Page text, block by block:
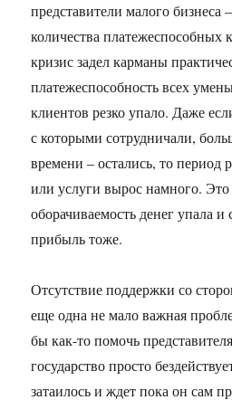
представители малого бизнеса
количества платежеспособных
кризис задел карманы
платежеспособность всех
клиентов резко упало. Даже
с которыми сотрудничали,
времени – остались, то период
или услуги вырос намного. Это
оборачиваемость денег упала и
прибыль тоже.
Отсутствие поддержки со
еще одна не мало важная
бы как-то помочь
государство просто
затаилось и ждет пока он сам